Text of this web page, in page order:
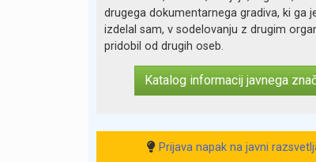
drugega dokumentarnega gradiva, ki ga
izdelal sam, v sodelovanju z drugim
pridobil od drugih oseb.
Katalog informacij javnega
Prijava napak na javni